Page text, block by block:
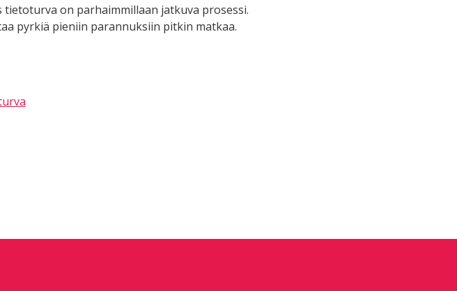
on parhaimmillaan jatkuva prosessi.
pyrkiä pieniin parannuksiin pitkin matkaa.